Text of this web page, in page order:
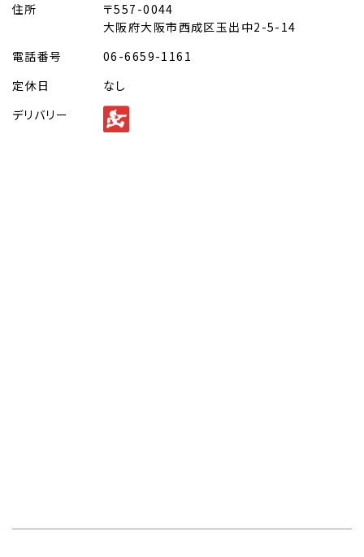
住所
〒557-0044
大阪府大阪市西成区玉出中2-5-14
電話番号
06-6659-1161
定休日
なし
デリバリー